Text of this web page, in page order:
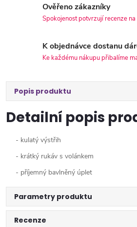
Ověřeno zákazníky
Spokojenost potvrzují recenze
K objednávce dostanu
Ke každému nákupu přibalíme
Popis produktu
Detailní popis
- kulatý výstřih
- krátký rukáv s volánkem
- příjemný bavlněný úplet
Parametry produktu
Recenze